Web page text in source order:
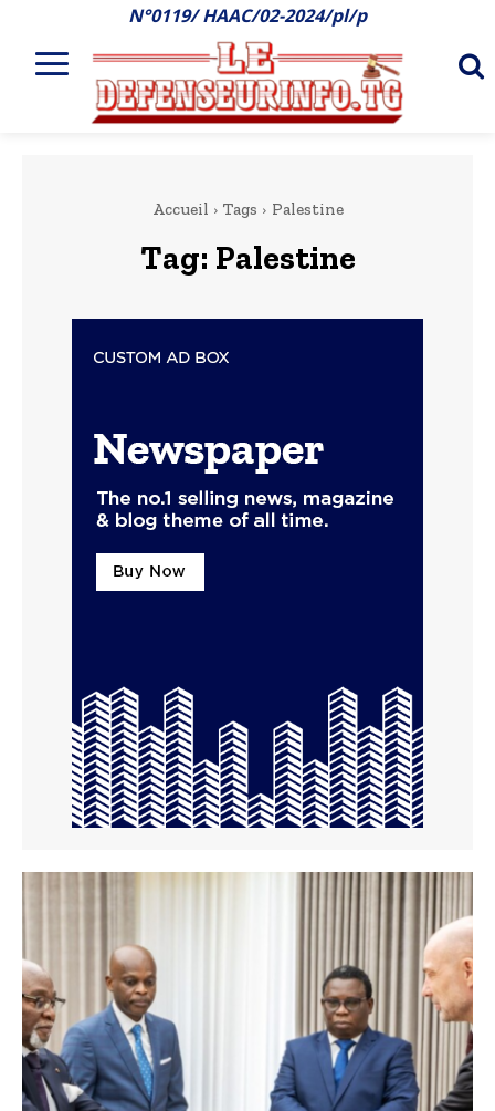
N°0119/ HAAC/02-2024/pl/p
Accueil Tags Palestine
Tag: Palestine